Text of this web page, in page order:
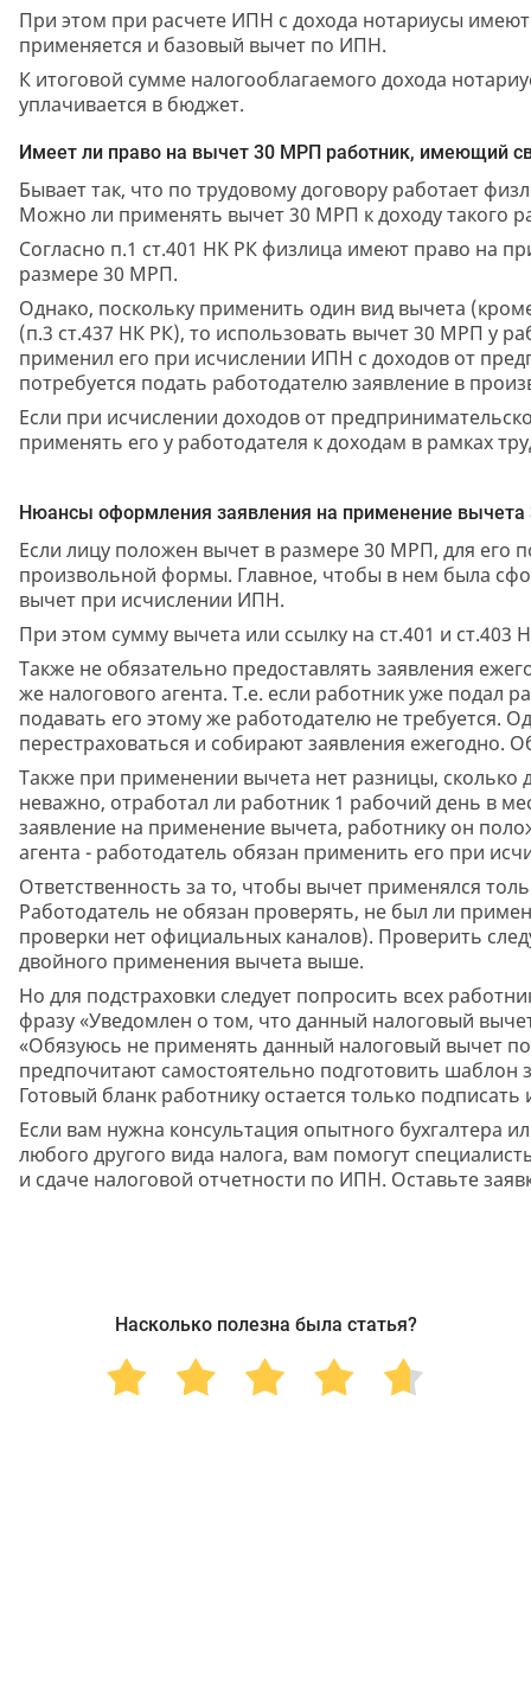
При этом при расчете ИПН с дохода нотариусы
применяется и базовый вычет по ИПН.
К итоговой сумме налогооблагаемого дохода
уплачивается в бюджет.
Имеет ли право на вычет 30 МРП работник, имеющий
Бывает так, что по трудовому договору работает
Можно ли применять вычет 30 МРП к доходу такого
Согласно п.1 ст.401 НК РК физлица имеют право на
размере 30 МРП.
Однако, поскольку применить один вид вычета
(п.3 ст.437 НК РК), то использовать вычет 30 МРП у
применил его при исчислении ИПН с доходов от
потребуется подать работодателю заявление в
Если при исчислении доходов от
применять его у работодателя к доходам в рамках
Нюансы оформления заявления на применение
Если лицу положен вычет в размере 30 МРП, для его
произвольной формы. Главное, чтобы в нем была
вычет при исчислении ИПН.
При этом сумму вычета или ссылку на ст.401 и ст.403
Также не обязательно предоставлять заявления
же налогового агента. Т.е. если работник уже подал
подавать его этому же работодателю не требуется.
перестраховаться и собирают заявления ежегодно.
Также при применении вычета нет разницы, сколько
неважно, отработал ли работник 1 рабочий день в
заявление на применение вычета, работнику он
агента - работодатель обязан применить его при
Ответственность за то, чтобы вычет применялся
Работодатель не обязан проверять, не был ли
проверки нет официальных каналов). Проверить
двойного применения вычета выше.
Но для подстраховки следует попросить всех
фразу «Уведомлен о том, что данный налоговый
«Обязуюсь не применять данный налоговый вычет
предпочитают самостоятельно подготовить шаблон
Готовый бланк работнику остается только подписать
Если вам нужна консультация опытного бухгалтера
любого другого вида налога, вам помогут
и сдаче налоговой отчетности по ИПН. Оставьте
Насколько полезна была статья?